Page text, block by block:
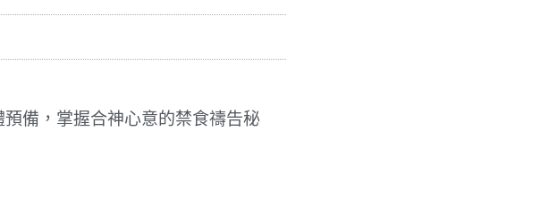
備，掌握合神心意的禁食禱告秘